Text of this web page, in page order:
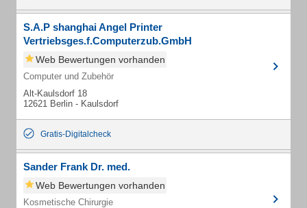
S.A.P shanghai Angel Printer
Vertriebsges.f.Computerzub.GmbH
Web Bewertungen vorhanden
Computer und Zubehör
Alt-Kaulsdorf 18
12621 Berlin - Kaulsdorf
Gratis-Digitalcheck
Sander Frank Dr. med.
Web Bewertungen vorhanden
Kosmetische Chirurgie